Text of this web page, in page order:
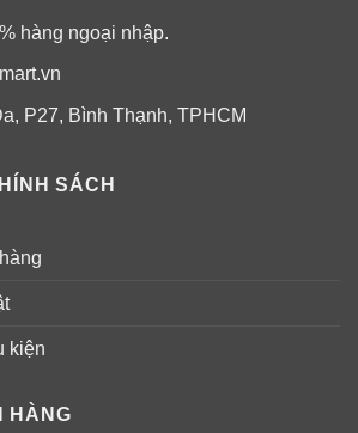
hàng ngoại nhập.
P27, Bình Thạnh, TPHCM
SÁCH
kiện
HÀNG